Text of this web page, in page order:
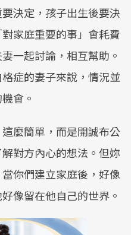
決定，孩子出生後要決
家庭重要的事」會耗費
一起討論，相互幫助。
症的妻子來說，情況並
會。
麼簡單，而是開誠布公
對方內心的想法。但妳
你們建立家庭後，好像
像留在他自己的世界。